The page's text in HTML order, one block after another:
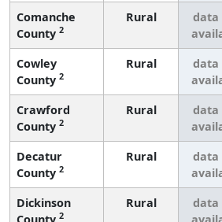
Comanche
County 2
Rural
data
Cowley
County 2
Rural
data
Crawford
County 2
Rural
data
Decatur
County 2
Rural
data
Dickinson
2
Rural
data